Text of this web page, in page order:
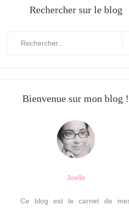
Rechercher sur le blog
Bienvenue sur mon blog !
Joelle
Ce blog est le carnet de